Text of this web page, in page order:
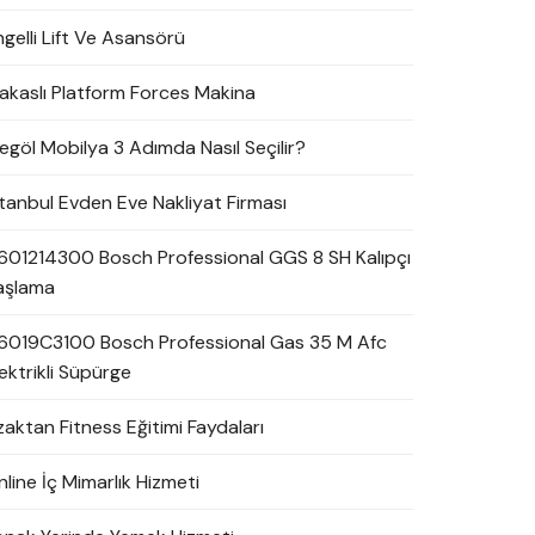
Lift Ve Asansörü
Platform Forces Makina
Mobilya 3 Adımda Nasıl Seçilir?
Evden Eve Nakliyat Firması
Bosch Professional GGS 8 SH Kalıpçı
Bosch Professional Gas 35 M Afc
Süpürge
Fitness Eğitimi Faydaları
İç Mimarlık Hizmeti